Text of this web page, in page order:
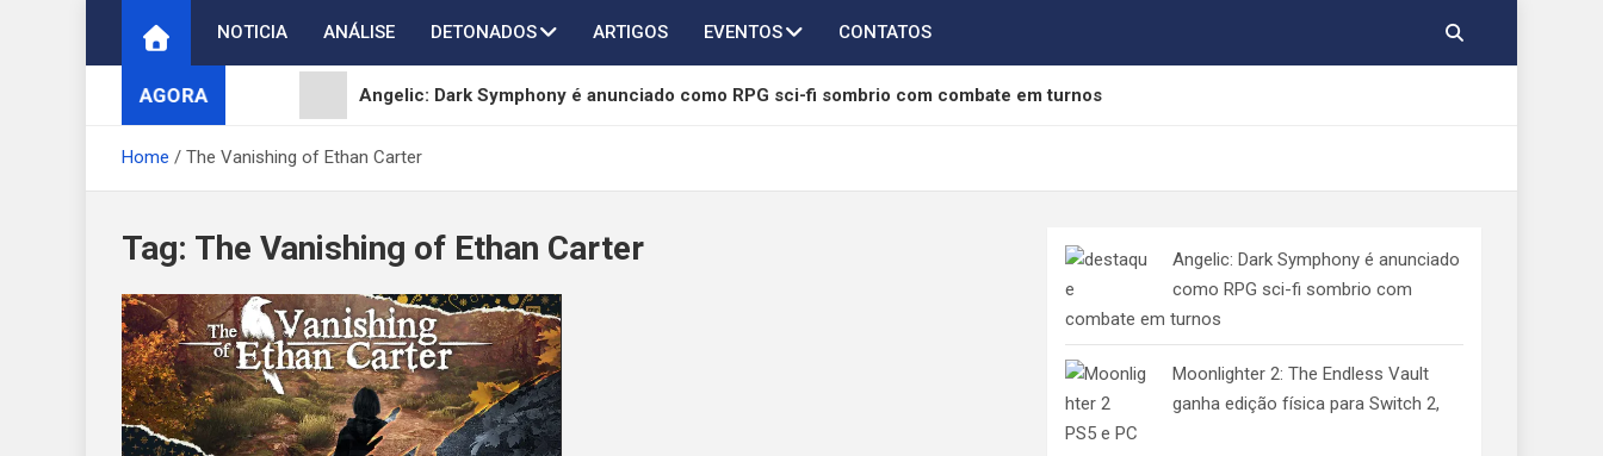
content
NOTICIA ANÁLISE DETONADOS ARTIGOS EVENTOS CONTATOS
AGORA Angelic: Dark Symphony é anunciado como RPG sci-fi sombrio com combate em turnos
Moonlighter 2: The Endless Vault ganha edição física para Switch 2, PS5 e PC
ArcheAge S: Strait of Freedom é anunciado para PC e será lançado em 2027
Digimon Adventure chega ao AFK Journey em novo crossover com Taichi, Agumon, Yamato e Gabumon
Home The Vanishing of Ethan Carter
Tag: The Vanishing of Ethan Carter
Angelic: Dark Symphony é anunciado
como RPG sci-fi sombrio com
combate em turnos
Moonlighter 2: The Endless Vault
ganha edição física para Switch 2,
PS5 e PC